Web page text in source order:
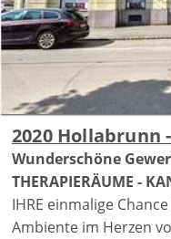
2020 Hollabrunn
Wunderschöne
THERAPIERÄUME -
IHRE einmalige
Ambiente im Herzen